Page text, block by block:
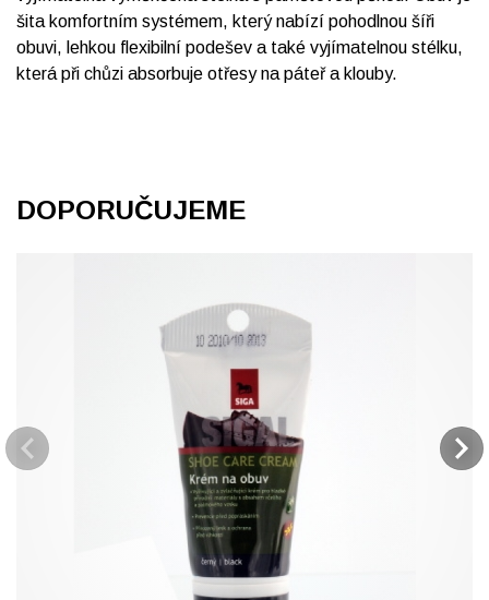
šita komfortním systémem, který nabízí pohodlnou šíři
obuvi, lehkou flexibilní podešev a také vyjímatelnou stélku,
která při chůzi absorbuje otřesy na páteř a klouby.
DOPORUČUJEME